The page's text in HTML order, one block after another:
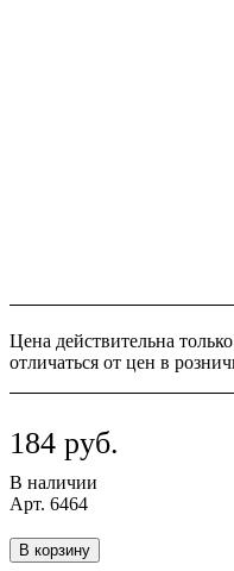
Цена действительна
отличаться от цен в
184 руб.
В наличии
Арт. 6464
В корзину